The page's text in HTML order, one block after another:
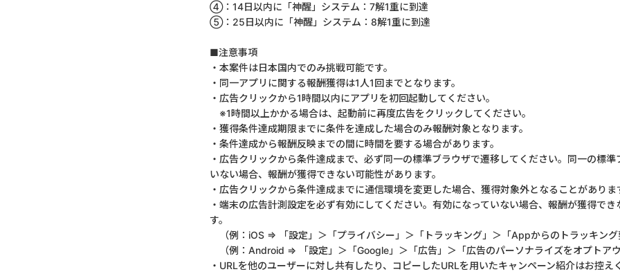
④：14日以内に「神醒」システム：7解1重に到達
⑤：25日以内に「神醒」システム：8解1重に到達
■注意事項
・本案件は日本国内でのみ挑戦可能です。
・同一アプリに関する報酬獲得は1人1回までとなります。
・広告クリックから1時間以内にアプリを初回起動してください。
※1時間以上かかる場合は、起動前に再度広告をクリックしてください。
・獲得条件達成期限までに条件を達成した場合のみ報酬対象となります。
・条件達成から報酬反映までの間に時間を要する場合があります。
・広告クリックから条件達成まで、必ず同一の標準ブラウザで遷移してください。同一の標
いない場合、報酬が獲得できない可能性があります。
・広告クリックから条件達成までに通信環境を変更した場合、獲得対象外となることがありま
・端末の広告計測設定を必ず有効にしてください。有効になっていない場合、報酬が獲得でき
す。
（例：iOS ⇒ 「設定」＞「プライバシー」＞「トラッキング」＞「Appからのトラッキング
（例：Android ⇒ 「設定」＞「Google」＞「広告」＞「広告のパーソナライズをオプトアウ
・URLを他のユーザーに対し共有したり、コピーしたURLを用いたキャンペーン紹介はお控え